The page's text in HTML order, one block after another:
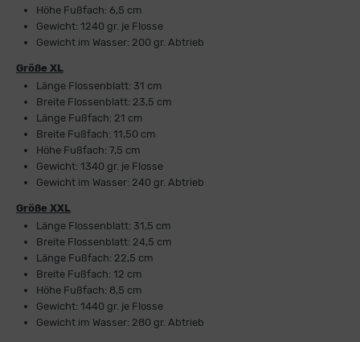
Höhe Fußfach: 6,5 cm
Gewicht: 1240 gr. je Flosse
Gewicht im Wasser: 200 gr. Abtrieb
Größe XL
Länge Flossenblatt: 31 cm
Breite Flossenblatt: 23,5 cm
Länge Fußfach: 21 cm
Breite Fußfach: 11,50 cm
Höhe Fußfach: 7,5 cm
Gewicht: 1340 gr. je Flosse
Gewicht im Wasser: 240 gr. Abtrieb
Größe XXL
Länge Flossenblatt: 31,5 cm
Breite Flossenblatt: 24,5 cm
Länge Fußfach: 22,5 cm
Breite Fußfach: 12 cm
Höhe Fußfach: 8,5 cm
Gewicht: 1440 gr. je Flosse
Gewicht im Wasser: 280 gr. Abtrieb